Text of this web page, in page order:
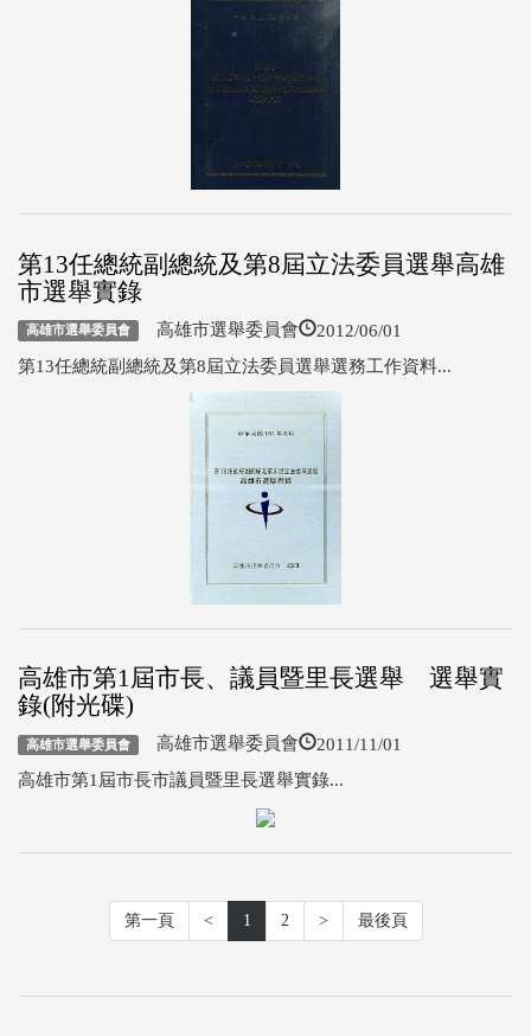
第13任總統副總統及第8屆立法委員選舉高雄
市選舉實錄
高雄市選舉委員會 高雄市選舉委員會 2012/06/01
第13任總統副總統及第8屆立法委員選舉選務工作資料...
高雄市第1屆市長、議員暨里長選舉 選舉實
錄(附光碟)
高雄市選舉委員會 高雄市選舉委員會 2011/11/01
高雄市第1屆市長市議員暨里長選舉實錄...
第一頁 < 1 2 > 最後頁